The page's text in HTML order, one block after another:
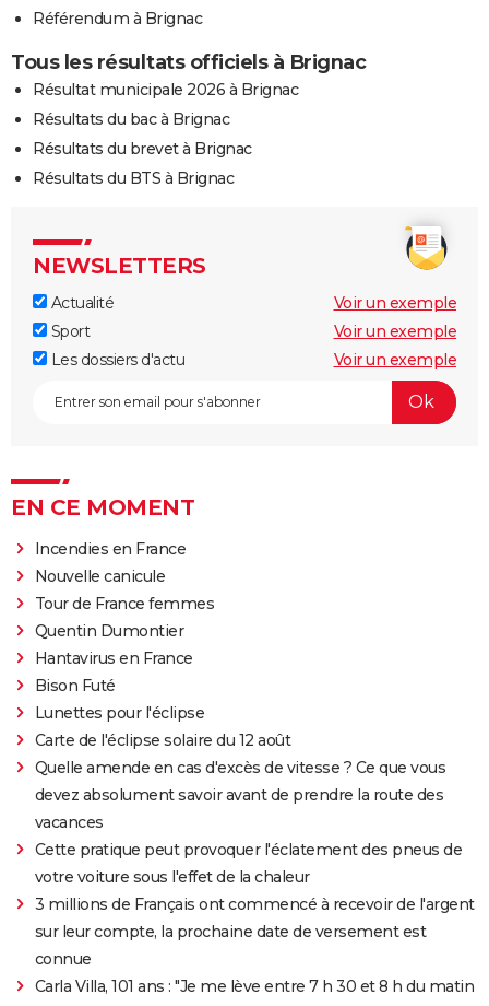
Référendum à Brignac
Tous les résultats officiels à Brignac
Résultat municipale 2026 à Brignac
Résultats du bac à Brignac
Résultats du brevet à Brignac
Résultats du BTS à Brignac
NEWSLETTERS
Actualité
Voir un exemple
Sport
Voir un exemple
Les dossiers d'actu
Voir un exemple
EN CE MOMENT
Incendies en France
Nouvelle canicule
Tour de France femmes
Quentin Dumontier
Hantavirus en France
Bison Futé
Lunettes pour l'éclipse
Carte de l'éclipse solaire du 12 août
Quelle amende en cas d'excès de vitesse ? Ce que vous
devez absolument savoir avant de prendre la route des
vacances
Cette pratique peut provoquer l'éclatement des pneus de
votre voiture sous l'effet de la chaleur
3 millions de Français ont commencé à recevoir de l'argent
sur leur compte, la prochaine date de versement est
connue
Carla Villa, 101 ans : "Je me lève entre 7 h 30 et 8 h du matin